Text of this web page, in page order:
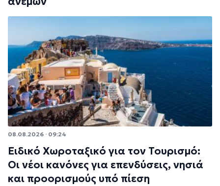
08.08.2026 · 09:24
Ειδικό Χωροταξικό για τον Τουρισμό:
Οι νέοι κανόνες για επενδύσεις, νησιά
και προορισμούς υπό πίεση